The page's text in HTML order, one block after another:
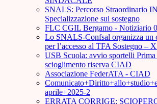
SNALS: Percorso Straordinario
Specializzazione sul sostegno
FLC CGIL Bergamo - Notiziario
Lo SNALS-Confsal organizza un
per l’accesso al TFA Sostegno –
USB Scuola: avvio sportelli Prima
scioglimento riserva CIAD
Associazione FederATA - CIAD
aprile+2025-2
ERRATA CORRIGE: